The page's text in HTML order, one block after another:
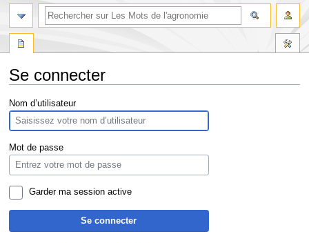
Se connecter
Aller
à
la
navigation
Aller
à
la
recherche
Nom d’utilisateur
Mot de passe
Garder ma session active
Se connecter